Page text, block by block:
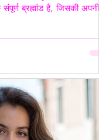
ब्रह्मांड है, जिसकी अपनी
असर डालते हैं कभी सान्त्वना
अपनी 'दुनिया' होती है हम
वाला हमें उसी तरह